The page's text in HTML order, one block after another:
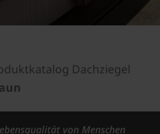
Dachziegel
von Menschen